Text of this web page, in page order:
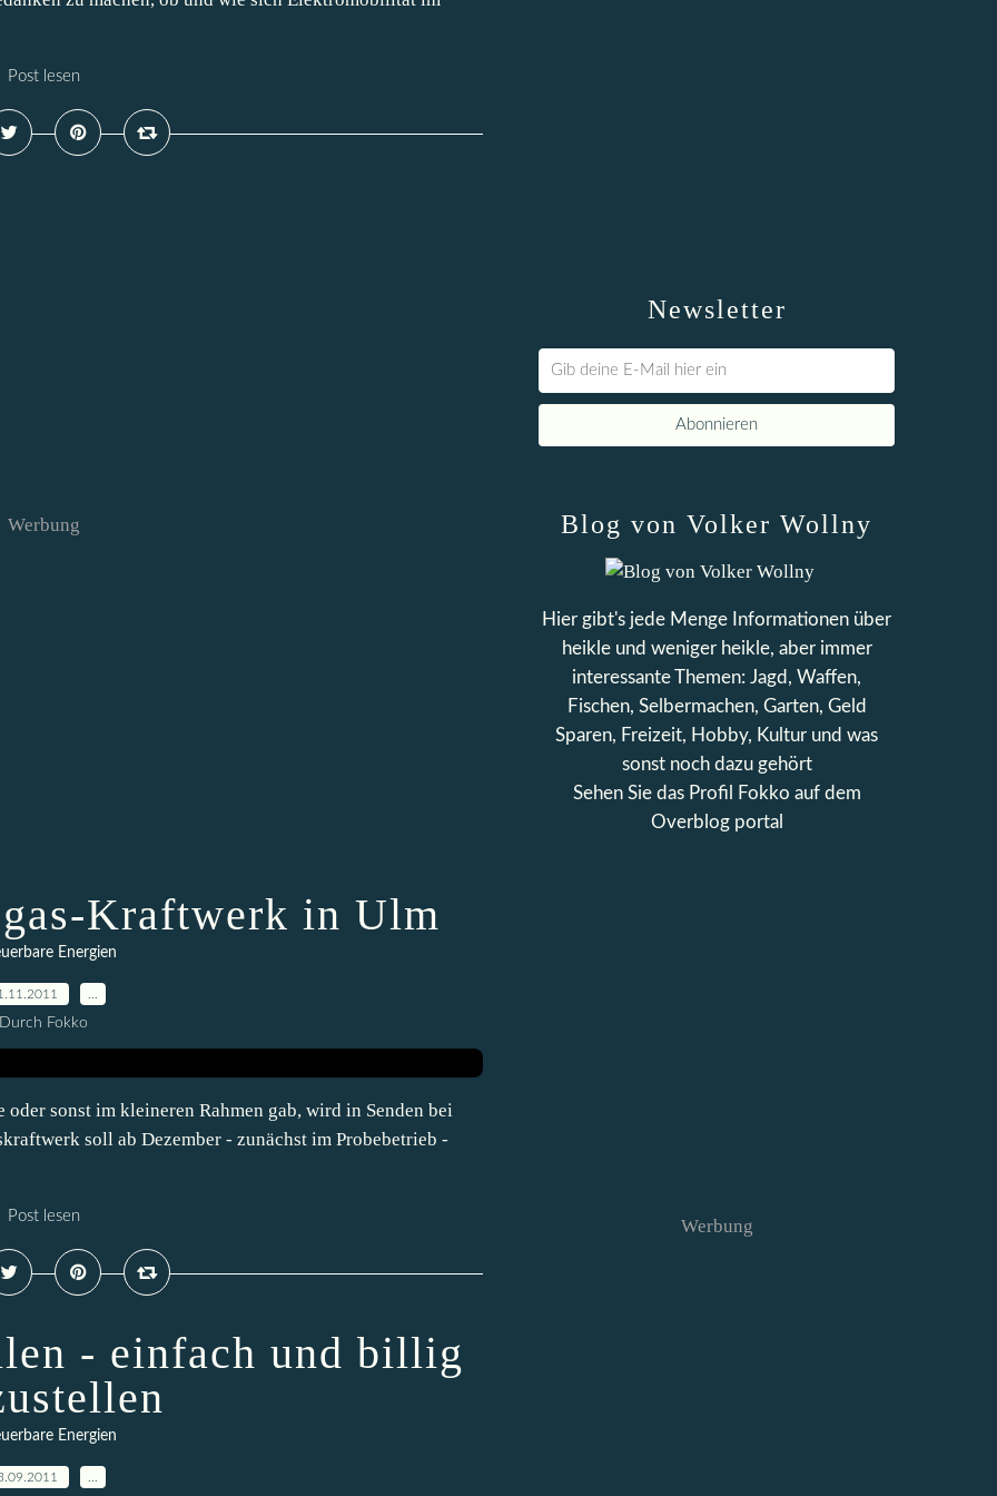
Post lesen
Werbung
Kraftwerk in Ulm
Energien
Durch Fokko
sonst im kleineren Rahmen gab, wird in Senden bei
soll ab Dezember - zunächst im Probebetrieb -
Post lesen
- einfach und billig
Energien
Newsletter
Blog von Volker Wollny
Hier gibt's jede Menge Informationen über
heikle und weniger heikle, aber immer
interessante Themen: Jagd, Waffen,
Fischen, Selbermachen, Garten, Geld
Sparen, Freizeit, Hobby, Kultur und was
sonst noch dazu gehört
Sehen Sie das Profil
Fokko auf dem
Overblog portal
Werbung